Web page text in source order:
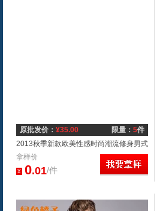
原批发价： ¥35.00 限量： 5件
2013秋季新款欧美性感时尚潮流修身男式
长袖T恤H-TX
拿样价
¥ 0.01/件